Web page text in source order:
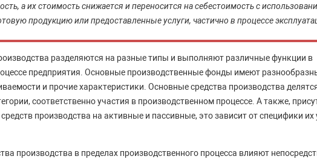
а их стоимость снижается и переносится на себестоимость с
продукцию или предоставленные услуги, частично в процессе
разделяются на разные типы и выполняют различные функции в
предприятия. Основные производственные фонды имеют
и прочие характеристики. Основные средства производства
соответственно участия в производственном процессе. А также,
производства на активные и пассивные, это зависит от специфики их
производства в пределах производственного процесса влияют